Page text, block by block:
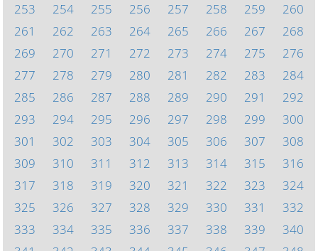
253
254 255 256 257 258 259
260
261
262 263 264 265 266 267
268
269
270 271 272 273 274 275
276
277
278 279 280 281 282 283
284
285
286 287 288 289 290 291
292
293
294 295 296 297 298 299
300
301
302 303 304 305 306 307
308
309
310 311 312 313 314 315
316
317
318 319 320 321 322 323
324
325
326 327 328 329 330 331
332
333
334 335 336 337 338 339
340